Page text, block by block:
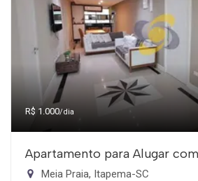
R$ 1.000/dia
Apartamento para Alugar
Meia Praia, Itapema-SC